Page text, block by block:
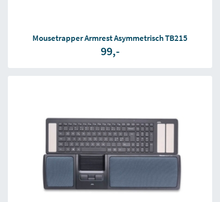
Mousetrapper Armrest Asymmetrisch TB215
99,-